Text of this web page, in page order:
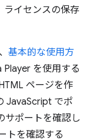
ライセンスの保存
基本的な使用方
Player を使用する
ページを作
JavaScript でポ
サポートを確認し
トを確認する